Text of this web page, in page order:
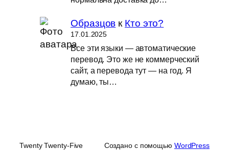
Образцов к Кто это?
17.01.2025
Все эти языки — автоматические
перевод. Это же не коммерческий
сайт, а перевода тут — на год. Я
думаю, ты…
Twenty Twenty-Five Создано с помощью WordPress